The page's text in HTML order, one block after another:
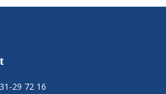
29 72 16